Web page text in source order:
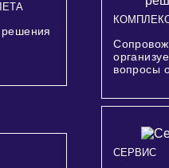
вопросы
СЕРВИС